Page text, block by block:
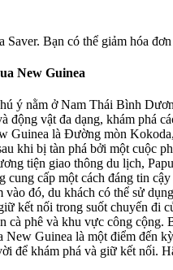
Bạn có thể giảm hóa
New Guinea
ý nằm ở Nam Thái Bình
động vật đa dạng, khám
Guinea là Đường mòn
khi bị tàn phá bởi một cuộc
tiện giao thông du lịch,
cung cấp một cách đáng tin
vào đó, du khách có thể sử
kết nối trong suốt chuyến đi
cà phê và khu vực công
Guinea là một điểm đến
để khám phá và giữ kết nối.